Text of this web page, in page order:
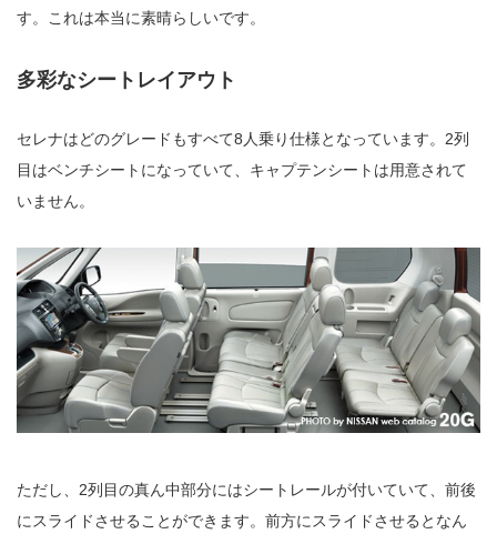
す。これは本当に素晴らしいです。
多彩なシートレイアウト
セレナはどのグレードもすべて8人乗り仕様となっています。2列
目はベンチシートになっていて、キャプテンシートは用意されて
いません。
ただし、2列目の真ん中部分にはシートレールが付いていて、前後
にスライドさせることができます。前方にスライドさせるとなん